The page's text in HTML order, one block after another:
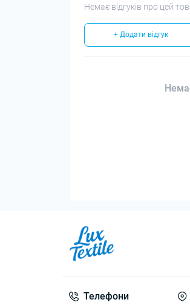
Немає відгуків про цей
+ Додати відгук
Телефони